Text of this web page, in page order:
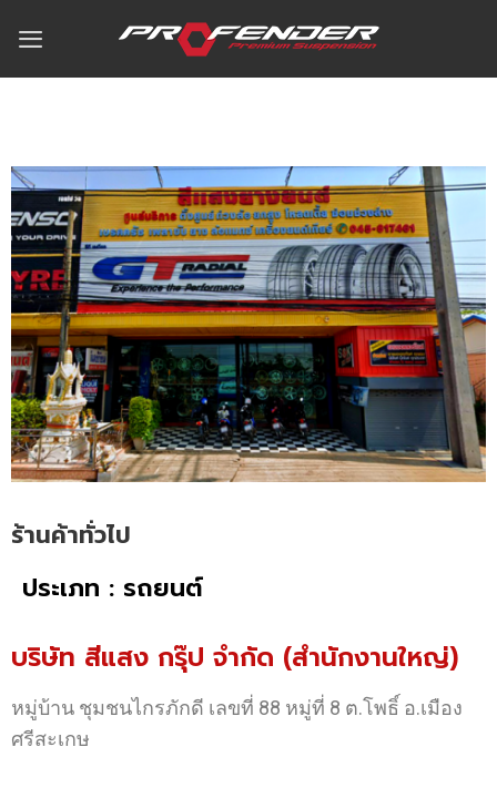
ร้านค้าทั่วไป
ประเภท : รถยนต์
บริษัท สีแสง กรุ๊ป จำกัด (สำนักงานใหญ่)
หมู่บ้าน ชุมชนไกรภักดี เลขที่ 88 หมู่ที่ 8 ต.โพธิ์ อ.เมือง
ศรีสะเกษ